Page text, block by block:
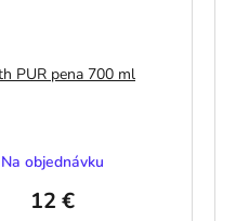
PUR pena 700 ml
Na objednávku
12 €